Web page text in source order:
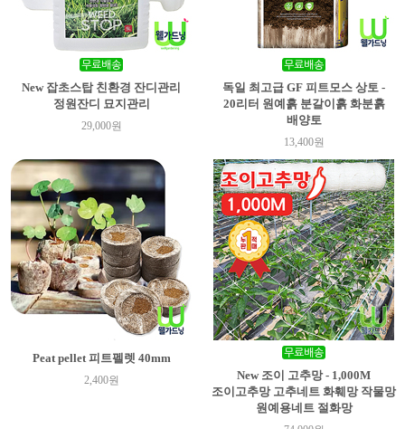
New 잡초스탑 친환경 잔디관리
정원잔디 묘지관리
29,000원
독일 최고급 GF 피트모스 상토 -
20리터 원예흙 분갈이흙 화분흙
배양토
13,400원
Peat pellet 피트펠렛 40mm
2,400원
New 조이 고추망 - 1,000M
조이고추망 고추네트 화훼망 작물망
원예용네트 절화망